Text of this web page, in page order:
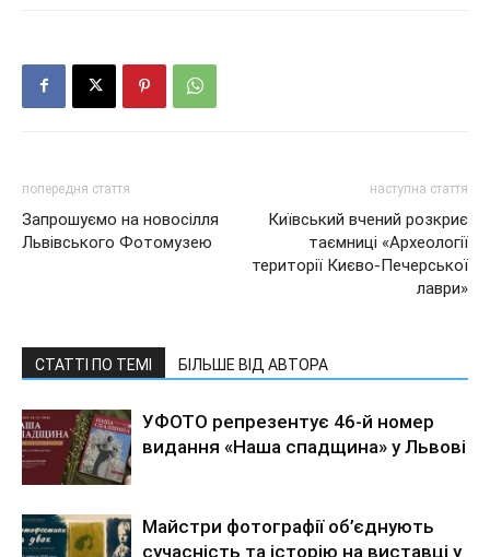
попередня стаття
Запрошуємо на новосілля
Львівського Фотомузею
наступна стаття
Київський вчений розкриє
таємниці «Археології
території Києво-Печерської
лаври»
СТАТТІ ПО ТЕМІ БІЛЬШЕ ВІД АВТОРА
УФОТО репрезентує 46-й номер
видання «Наша спадщина» у Львові
Майстри фотографії об’єднують
сучасність та історію на виставці у